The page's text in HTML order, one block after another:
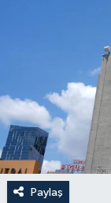
Paylaş